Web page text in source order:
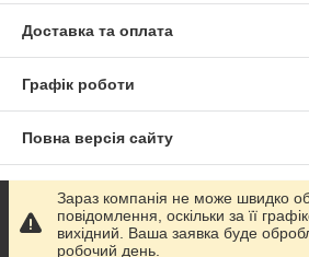
Доставка та оплата
Графік роботи
Повна версія сайту
Сайт створено на маркетплейсі
Політика конфіденційності
Зараз компанія не може швидко
повідомлення, оскільки за її
вихідний. Ваша заявка буде
робочий день.